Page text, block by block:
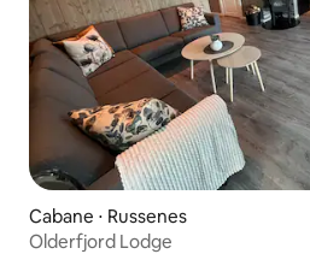
Cabane ⋅ Russenes
Olderfjord Lodge